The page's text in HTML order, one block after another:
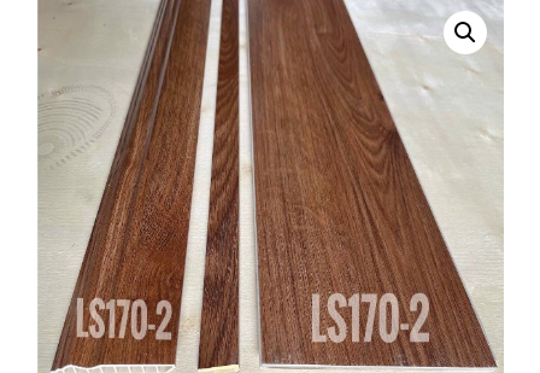
MAXFLOOR
2